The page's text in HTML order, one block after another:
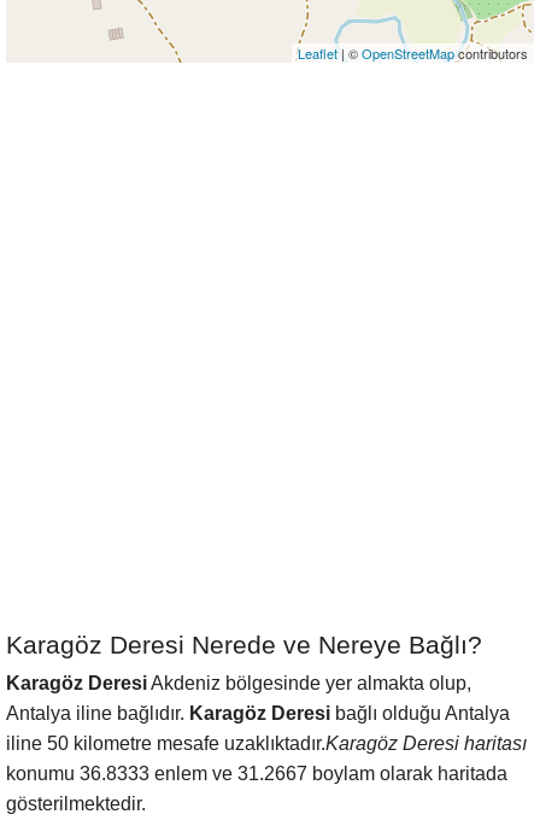
Leaflet | ©OpenStreetMapcontributors
Karagöz Deresi Nerede ve Nereye Bağlı?
Karagöz DeresiAkdeniz bölgesinde yer almakta olup,
Antalya iline bağlıdır. Karagöz Deresi bağlı olduğu Antalya
iline 50 kilometre mesafe uzaklıktadır.Karagöz Deresi haritası
konumu 36.8333 enlem ve 31.2667 boylam olarak haritada
gösterilmektedir.